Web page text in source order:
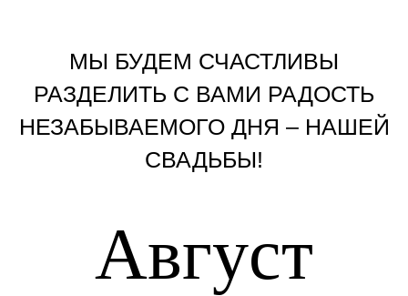
МЫ БУДЕМ СЧАСТЛИВЫ
РАЗДЕЛИТЬ С ВАМИ РАДОСТЬ
НЕЗАБЫВАЕМОГО ДНЯ – НАШЕЙ
СВАДЬБЫ!
Август